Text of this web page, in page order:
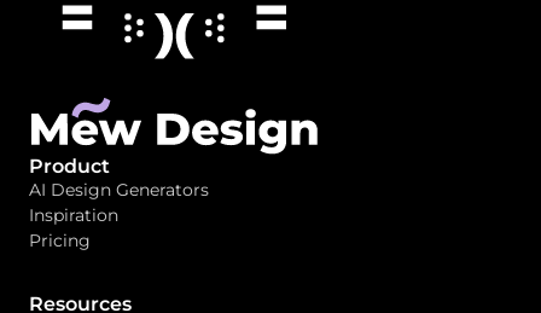
Product
AI Design Generators
Inspiration
Pricing
Resources